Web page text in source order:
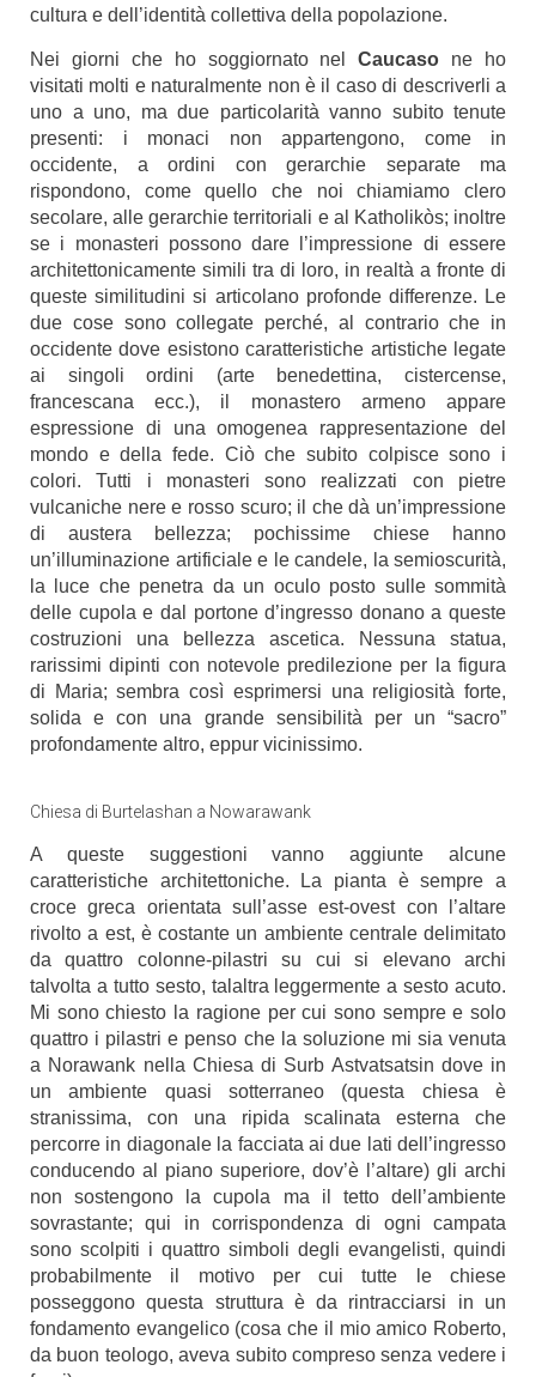
cultura e dell’identità collettiva della popolazione.
Nei giorni che ho soggiornato nelCaucaso ne ho
visitati molti e naturalmente non è il caso di descriverli a
uno a uno, ma due particolarità vanno subito tenute
presenti: i monaci non appartengono, come in
occidente, a ordini con gerarchie separate ma
rispondono, come quello che noi chiamiamo clero
secolare, alle gerarchie territoriali e al Katholikòs; inoltre
se i monasteri possono dare l’impressione di essere
architettonicamente simili tra di loro, in realtà a fronte di
queste similitudini si articolano profonde differenze. Le
due cose sono collegate perché, al contrario che in
occidente dove esistono caratteristiche artistiche legate
ai singoli ordini (arte benedettina, cistercense,
francescana ecc.), il monastero armeno appare
espressione di una omogenea rappresentazione del
mondo e della fede. Ciò che subito colpisce sono i
colori. Tutti i monasteri sono realizzati con pietre
vulcaniche nere e rosso scuro; il che dà un’impressione
di austera bellezza; pochissime chiese hanno
un’illuminazione artificiale e le candele, la semioscurità,
la luce che penetra da un oculo posto sulle sommità
delle cupola e dal portone d’ingresso donano a queste
costruzioni una bellezza ascetica. Nessuna statua,
rarissimi dipinti con notevole predilezione per la figura
di Maria; sembra così esprimersi una religiosità forte,
solida e con una grande sensibilità per un “sacro”
profondamente altro, eppur vicinissimo.
Chiesa di Burtelashan a Nowarawank
A queste suggestioni vanno aggiunte alcune
caratteristiche architettoniche. La pianta è sempre a
croce greca orientata sull’asse est-ovest con l’altare
rivolto a est, è costante un ambiente centrale delimitato
da quattro colonne-pilastri su cui si elevano archi
talvolta a tutto sesto, talaltra leggermente a sesto acuto.
Mi sono chiesto la ragione per cui sono sempre e solo
quattro i pilastri e penso che la soluzione mi sia venuta
a Norawank nella Chiesa di Surb Astvatsatsin dove in
un ambiente quasi sotterraneo (questa chiesa è
stranissima, con una ripida scalinata esterna che
percorre in diagonale la facciata ai due lati dell’ingresso
conducendo al piano superiore, dov’è l’altare) gli archi
non sostengono la cupola ma il tetto dell’ambiente
sovrastante; qui in corrispondenza di ogni campata
sono scolpiti i quattro simboli degli evangelisti, quindi
probabilmente il motivo per cui tutte le chiese
posseggono questa struttura è da rintracciarsi in un
fondamento evangelico (cosa che il mio amico Roberto,
da buon teologo, aveva subito compreso senza vedere i